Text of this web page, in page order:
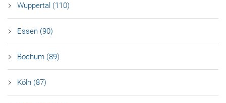
Wuppertal (110)
Essen (90)
Bochum (89)
Köln (87)